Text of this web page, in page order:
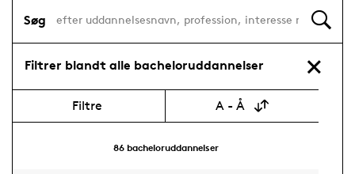
Filtrer blandt alle bacheloruddannelser
Søg
Filtre A - Å
86 bacheloruddannelser